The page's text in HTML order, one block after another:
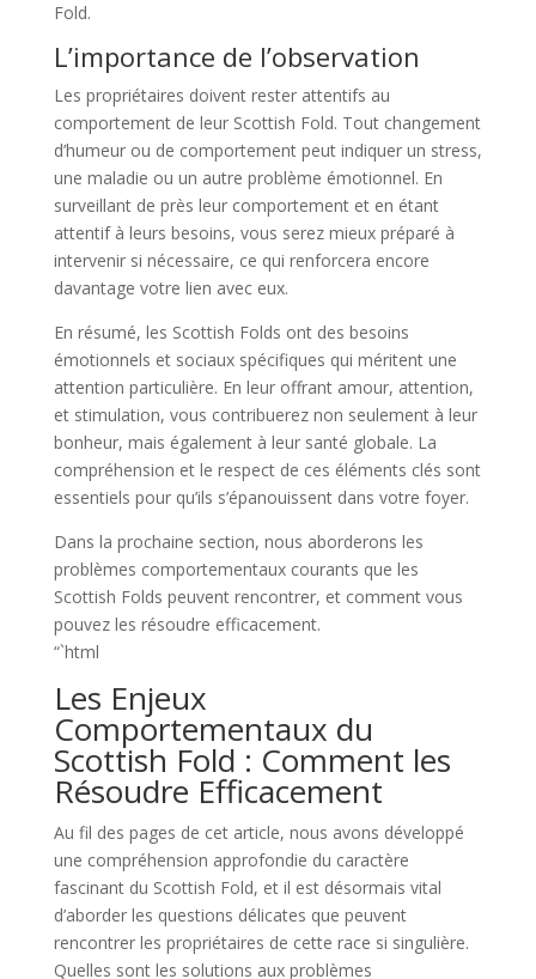
Fold.
L’importance de l’observation
Les propriétaires doivent rester attentifs au
comportement de leur Scottish Fold. Tout changement
d’humeur ou de comportement peut indiquer un stress,
une maladie ou un autre problème émotionnel. En
surveillant de près leur comportement et en étant
attentif à leurs besoins, vous serez mieux préparé à
intervenir si nécessaire, ce qui renforcera encore
davantage votre lien avec eux.
En résumé, les Scottish Folds ont des besoins
émotionnels et sociaux spécifiques qui méritent une
attention particulière. En leur offrant amour, attention,
et stimulation, vous contribuerez non seulement à leur
bonheur, mais également à leur santé globale. La
compréhension et le respect de ces éléments clés sont
essentiels pour qu’ils s’épanouissent dans votre foyer.
Dans la prochaine section, nous aborderons les
problèmes comportementaux courants que les
Scottish Folds peuvent rencontrer, et comment vous
pouvez les résoudre efficacement.
“`html
Les Enjeux
Comportementaux du
Scottish Fold : Comment les
Résoudre Efficacement
Au fil des pages de cet article, nous avons développé
une compréhension approfondie du caractère
fascinant du Scottish Fold, et il est désormais vital
d’aborder les questions délicates que peuvent
rencontrer les propriétaires de cette race si singulière.
Quelles sont les solutions aux problèmes